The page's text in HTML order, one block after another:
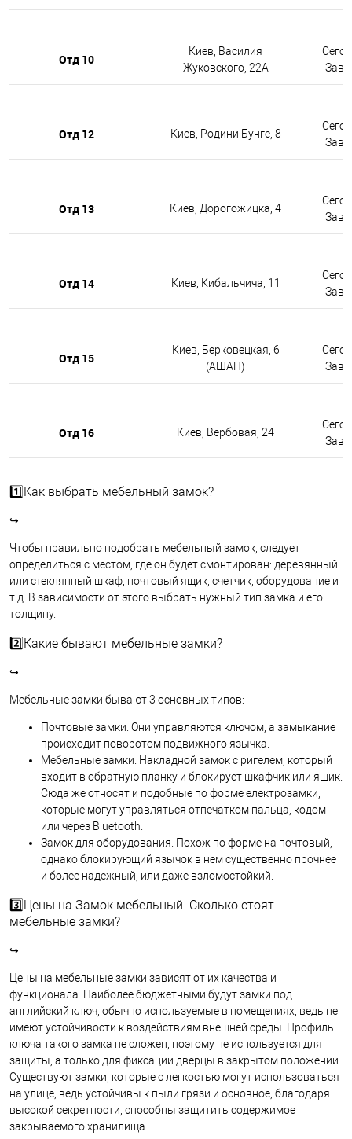
Отд 10
Киев, Василия
Жуковского, 22А
Отд 12 Киев, Родини Бунге, 8
Отд 13 Киев, Дорогожицка, 4
Отд 14 Киев, Кибальчича, 11
Отд 15
Киев, Берковецкая, 6
(АШАН)
Отд 16 Киев, Вербовая, 24
1️⃣Как выбрать мебельный замок?
↪
Чтобы правильно подобрать мебельный замок, следует
определиться с местом, где он будет смонтирован: деревянный
или стеклянный шкаф, почтовый ящик, счетчик, оборудование и
т.д. В зависимости от этого выбрать нужный тип замка и его
толщину.
2️⃣Какие бывают мебельные замки?
↪
Мебельные замки бывают 3 основных типов:
Почтовые замки. Они управляются ключом, а замыкание
происходит поворотом подвижного язычка.
Мебельные замки. Накладной замок с ригелем, который
входит в обратную планку и блокирует шкафчик или ящик.
Сюда же относят и подобные по форме електрозамки,
которые могут управляться отпечатком пальца, кодом
или через Bluetooth.
Замок для оборудования. Похож по форме на почтовый,
однако блокирующий язычок в нем существенно прочнее
и более надежный, или даже взломостойкий.
3️⃣Цены на Замок мебельный. Сколько стоят
мебельные замки?
↪
Цены на мебельные замки зависят от их качества и
функционала. Наиболее бюджетными будут замки под
английский ключ, обычно используемые в помещениях, ведь не
имеют устойчивости к воздействиям внешней среды. Профиль
ключа такого замка не сложен, поэтому не используется для
защиты, а только для фиксации дверцы в закрытом положении.
Существуют замки, которые с легкостью могут использоваться
на улице, ведь устойчивы к пыли грязи и основное, благодаря
высокой секретности, способны защитить содержимое
закрываемого хранилища.